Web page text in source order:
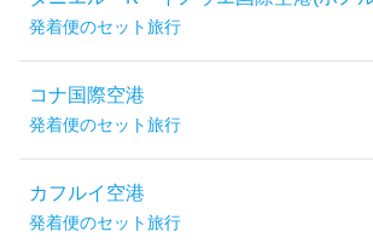
発着便のセット旅行
コナ国際空港
発着便のセット旅行
カフルイ空港
発着便のセット旅行